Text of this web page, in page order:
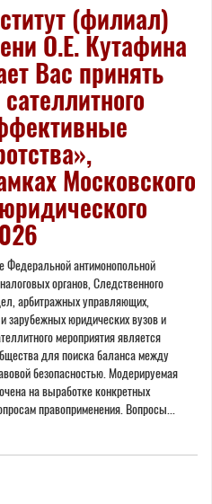
(филиал)
О.Е. Кутафина
Вас принять
Московского
Федеральной антимонопольной
органов, Следственного
арбитражных управляющих,
зарубежных юридических вузов и
мероприятия является
для поиска баланса между
безопасностью. Модерируемая
на выработке конкретных
правоприменения. Вопросы...